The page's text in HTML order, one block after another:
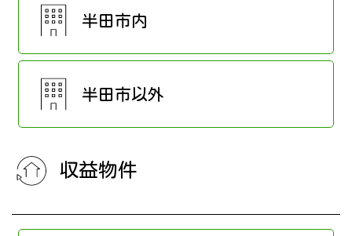
半田市内
半田市以外
収益物件